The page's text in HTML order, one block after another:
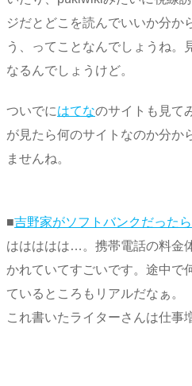
ジだとどこを読んでいいか分か
う、ってことなんでしょうね。
なるんでしょうけど。
ついでにはてなのサイトも見て
が見たら何のサイトなのか分か
ませんね。
■吉野家がソフトバンクだったら
ははははは…。携帯電話の料金
かれていてすごいです。途中で
ているところもリアルだなぁ。
これ書いたライターさんは仕事